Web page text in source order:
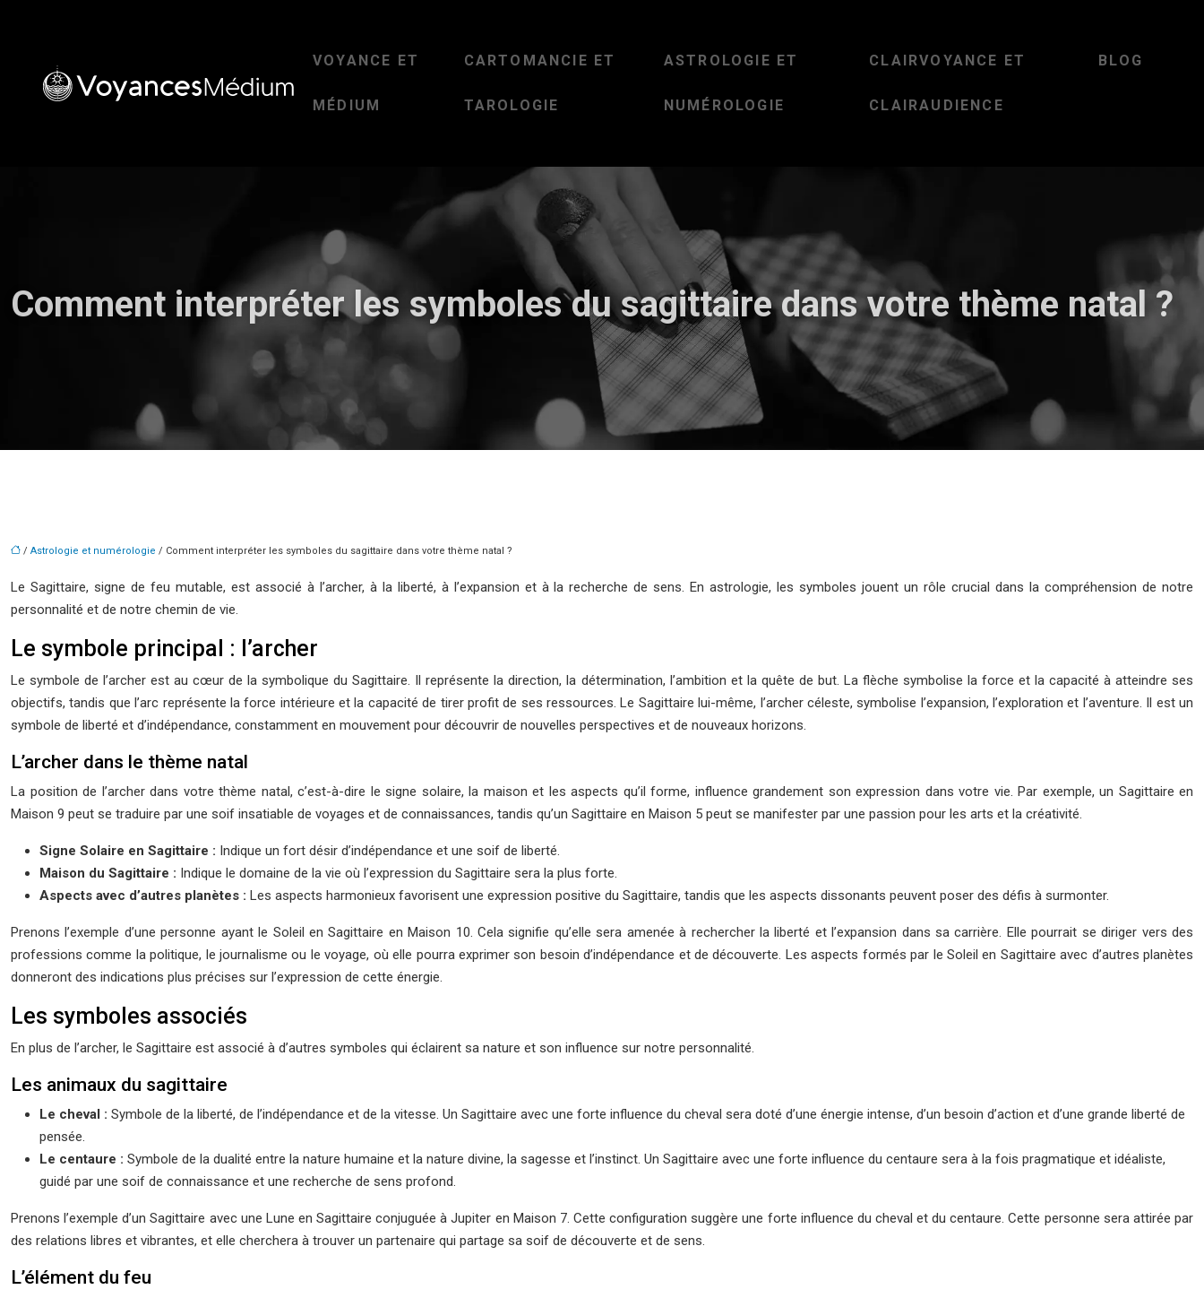
VOYANCE ET
MÉDIUM
CARTOMANCIE ET
TAROLOGIE
ASTROLOGIE ET
NUMÉROLOGIE
CLAIRVOYANCE ET
CLAIRAUDIENCE
BLOG
Comment interpréter les symboles du sagittaire dans votre thème natal ?
/ Astrologie et numérologie / Comment interpréter les symboles du sagittaire dans votre thème natal ?
Le Sagittaire, signe de feu mutable, est associé à l’archer, à la liberté, à l’expansion et à la recherche de sens. En astrologie, les symboles jouent un rôle crucial dans la compréhension de notre
personnalité et de notre chemin de vie.
Le symbole principal : l’archer
Le symbole de l’archer est au cœur de la symbolique du Sagittaire. Il représente la direction, la détermination, l’ambition et la quête de but. La flèche symbolise la force et la capacité à atteindre ses
objectifs, tandis que l’arc représente la force intérieure et la capacité de tirer profit de ses ressources. Le Sagittaire lui-même, l’archer céleste, symbolise l’expansion, l’exploration et l’aventure. Il est un
symbole de liberté et d’indépendance, constamment en mouvement pour découvrir de nouvelles perspectives et de nouveaux horizons.
L’archer dans le thème natal
La position de l’archer dans votre thème natal, c’est-à-dire le signe solaire, la maison et les aspects qu’il forme, influence grandement son expression dans votre vie. Par exemple, un Sagittaire en
Maison 9 peut se traduire par une soif insatiable de voyages et de connaissances, tandis qu’un Sagittaire en Maison 5 peut se manifester par une passion pour les arts et la créativité.
Signe Solaire en Sagittaire : Indique un fort désir d’indépendance et une soif de liberté.
Maison du Sagittaire : Indique le domaine de la vie où l’expression du Sagittaire sera la plus forte.
Aspects avec d’autres planètes : Les aspects harmonieux favorisent une expression positive du Sagittaire, tandis que les aspects dissonants peuvent poser des défis à surmonter.
Prenons l’exemple d’une personne ayant le Soleil en Sagittaire en Maison 10. Cela signifie qu’elle sera amenée à rechercher la liberté et l’expansion dans sa carrière. Elle pourrait se diriger vers des
professions comme la politique, le journalisme ou le voyage, où elle pourra exprimer son besoin d’indépendance et de découverte. Les aspects formés par le Soleil en Sagittaire avec d’autres planètes
donneront des indications plus précises sur l’expression de cette énergie.
Les symboles associés
En plus de l’archer, le Sagittaire est associé à d’autres symboles qui éclairent sa nature et son influence sur notre personnalité.
Les animaux du sagittaire
Le cheval : Symbole de la liberté, de l’indépendance et de la vitesse. Un Sagittaire avec une forte influence du cheval sera doté d’une énergie intense, d’un besoin d’action et d’une grande liberté de
pensée.
Le centaure : Symbole de la dualité entre la nature humaine et la nature divine, la sagesse et l’instinct. Un Sagittaire avec une forte influence du centaure sera à la fois pragmatique et idéaliste,
guidé par une soif de connaissance et une recherche de sens profond.
Prenons l’exemple d’un Sagittaire avec une Lune en Sagittaire conjuguée à Jupiter en Maison 7. Cette configuration suggère une forte influence du cheval et du centaure. Cette personne sera attirée par
des relations libres et vibrantes, et elle cherchera à trouver un partenaire qui partage sa soif de découverte et de sens.
L’élément du feu